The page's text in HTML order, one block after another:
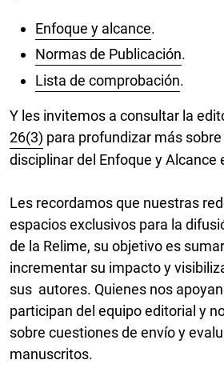
Enfoque y alcance.
Normas de Publicación.
Lista de comprobación.
Y les invitemos a consultar la
26(3) para profundizar más
disciplinar del Enfoque y Alcance
Les recordamos que nuestras
espacios exclusivos para la
de la Relime, su objetivo es
incrementar su impacto y
sus autores. Quienes nos
participan del equipo editorial y
sobre cuestiones de envío y
manuscritos.